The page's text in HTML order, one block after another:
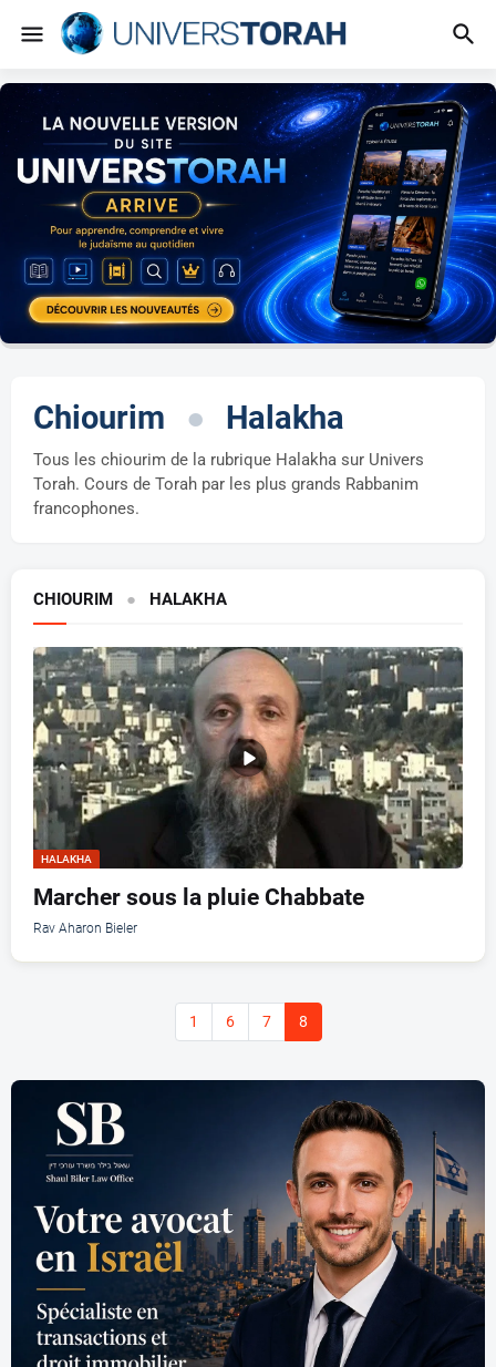
Chiourim ● Halakha
Tous les chiourim de la rubrique Halakha sur Univers
Torah. Cours de Torah par les plus grands Rabbanim
francophones.
CHIOURIM ● HALAKHA
HALAKHA
Marcher sous la pluie Chabbate
Rav Aharon Bieler
1 6 7 8